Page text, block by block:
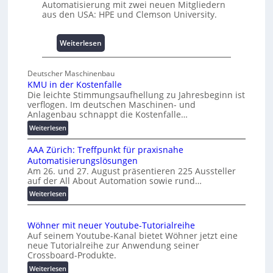
n
i
s
e
c
h
a
f
f
Automatisierung mit zwei neuen Mitgliedern
aus den USA: HPE und Clemson University.
Weiterlesen:
U
i
v
e
r
l
A
u
t
m
t
i
o
Deutscher Maschinenbau
KMU in der Kostenfalle
Die leichte Stimmungsaufhellung zu Jahresbeginn ist
verflogen. Im deutschen Maschinen- und
Anlagenbau schnappt die Kostenfalle…
Weiterlesen:
K
M
U
i
d
e
K
o
s
t
e
AAA Zürich: Treffpunkt für praxisnahe
Automatisierungslösungen
Am 26. und 27. August präsentieren 225 Aussteller
auf der All About Automation sowie rund…
Weiterlesen:
A
A
Z
ü
r
i
Wöhner mit neuer Youtube-Tutorialreihe
Auf seinem Youtube-Kanal bietet Wöhner jetzt eine
neue Tutorialreihe zur Anwendung seiner
Crossboard-Produkte.
Weiterlesen: